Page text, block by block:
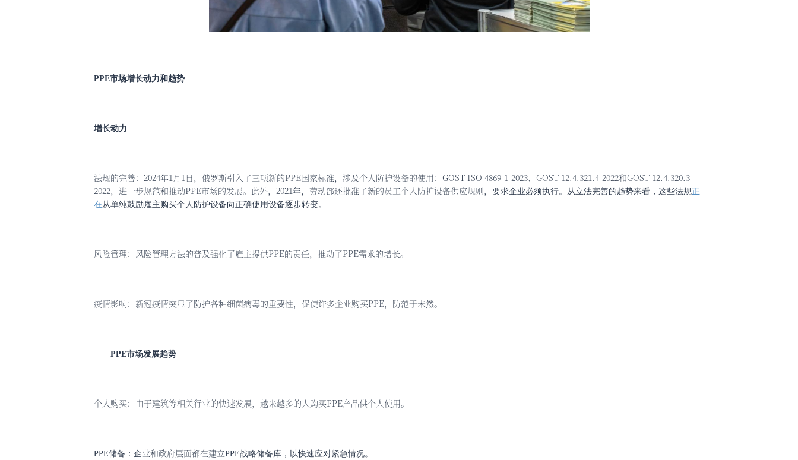
PPE市场增长动力和趋势
增长动力
法规的完善： 2024年1月1日，俄罗斯引入了三项新的PPE国家标准，涉及个人防护设备的使用：GOST ISO 4869-1-2023、GOST 12.4.321.4-2022和GOST 12.4.320.3-
2022，进一步规范和推动PPE市场的发展。此外，2021年，劳动部还批准了新的员工个人防护设备供应规则，
要求企业必须执行。从立法完善的趋势来看，这些法规正
在从单纯鼓励雇主购买个人防护设备向正确使用设备逐步转变。
风险管理：风险管理方法的普及强化了雇主提供PPE的责任，推动了PPE需求的增长。
疫情影响：新冠疫情突显了防护各种细菌病毒的重要性，促使许多企业购买PPE，防范于未然。
PPE市场发展趋势
个人购买：由于建筑等相关行业的快速发展，越来越多的人购买PPE产品供个人使用。
PPE储备：企业和政府层面都在建立PPE战略储备库，以快速应对紧急情况。